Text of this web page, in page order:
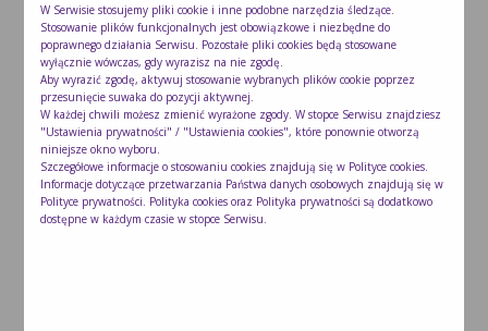
W Serwisie stosujemy pliki cookie i inne podobne narzędzia śledzące.
Stosowanie plików funkcjonalnych jest obowiązkowe i niezbędne do
poprawnego działania Serwisu. Pozostałe pliki cookies będą stosowane
wyłącznie wówczas, gdy wyrazisz na nie zgodę.
Aby wyrazić zgodę, aktywuj stosowanie wybranych plików cookie poprzez
przesunięcie suwaka do pozycji aktywnej.
W każdej chwili możesz zmienić wyrażone zgody. W stopce Serwisu znajdziesz
"Ustawienia prywatności" / "Ustawienia cookies", które ponownie otworzą
niniejsze okno wyboru.
Szczegółowe informacje o stosowaniu cookies znajdują się w Polityce cookies
Informacje dotyczące przetwarzania Państwa danych osobowych znajdują się w
Polityce prywatności . Polityka cookies oraz Polityka prywatności są dodatkowo
dostępne w każdym czasie w stopce Serwisu.